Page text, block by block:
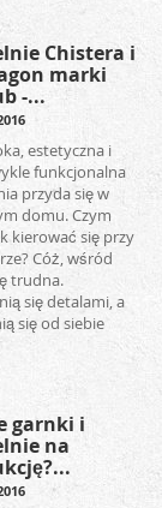
Chistera i
marki
-...
estetyczna i
funkcjonalna
przyda się w
domu. Czym
kierować się przy
Cóż, wśród
trudna.
się detalami, a
się od siebie
garnki i
na